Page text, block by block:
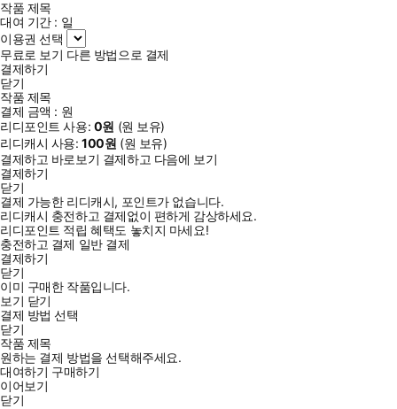
작품 제목
대여 기간 : 일
이용권 선택
무료로 보기 다른 방법으로 결제
결제하기
닫기
작품 제목
결제 금액 : 원
리디포인트 사용: 0원 (원 보유)
리디캐시 사용:100원 (원 보유)
결제하고 바로보기 결제하고 다음에 보기
결제하기
닫기
결제 가능한 리디캐시, 포인트가 없습니다.
리디캐시 충전하고 결제없이 편하게 감상하세요.
리디포인트 적립 혜택도 놓치지 마세요!
충전하고 결제 일반 결제
결제하기
닫기
이미 구매한 작품입니다.
보기 닫기
결제 방법 선택
닫기
작품 제목
원하는 결제 방법을 선택해주세요.
대여하기 구매하기
이어보기
닫기